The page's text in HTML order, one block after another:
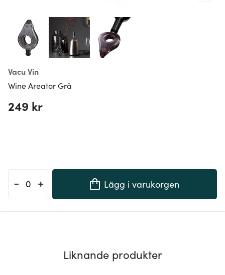
Vacu Vin
Wine Areator Grå
249 kr
- + Lägg i varukorgen
Liknande produkter